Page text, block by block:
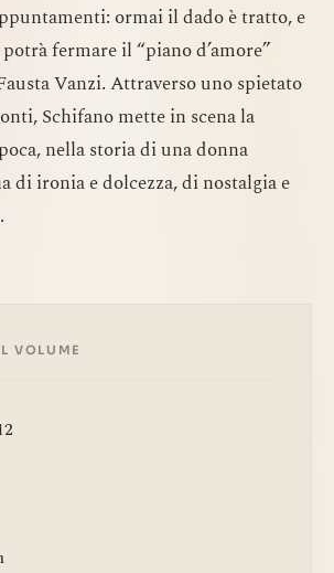
ormai il dado è tratto, e
fermare il “piano d’amore”
Vanzi. Attraverso uno spietato
Schifano mette in scena la
nella storia di una donna
di ironia e dolcezza, di nostalgia e
VOLUME